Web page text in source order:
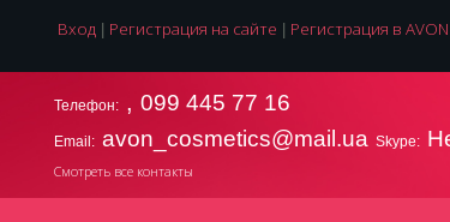
Вход Регистрация на сайте Регистрация в AVON
Телефон: , 099 445 77 16
Email: avon_cosmetics@mail.ua Skype:
Смотреть все контакты